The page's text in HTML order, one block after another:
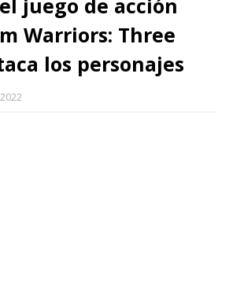
juego de acción
Warriors: Three
los personajes